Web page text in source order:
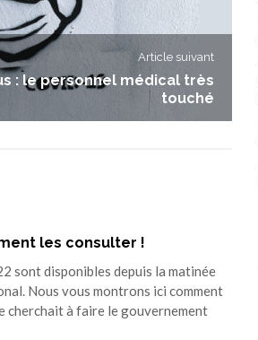
Article suivant
: le personnel médical très
touché
les consulter !
sont disponibles depuis la matinée
Nous vous montrons ici comment
cherchait à faire le gouvernement